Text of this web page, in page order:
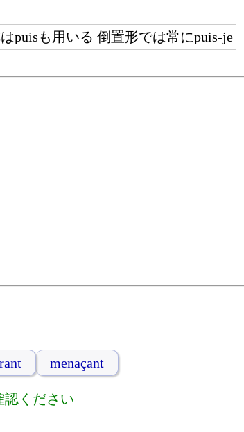
puisも用いる 倒置形では常にpuis-je
menaçant
認ください